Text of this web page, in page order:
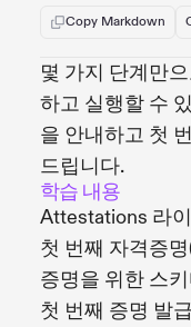
Copy Markdown
몇 가지 단계만
하고 실행할 수
을 안내하고 첫
드립니다.
학습 내용
Attestations 라
첫 번째 자격증
증명을 위한 스
첫 번째 증명 발급